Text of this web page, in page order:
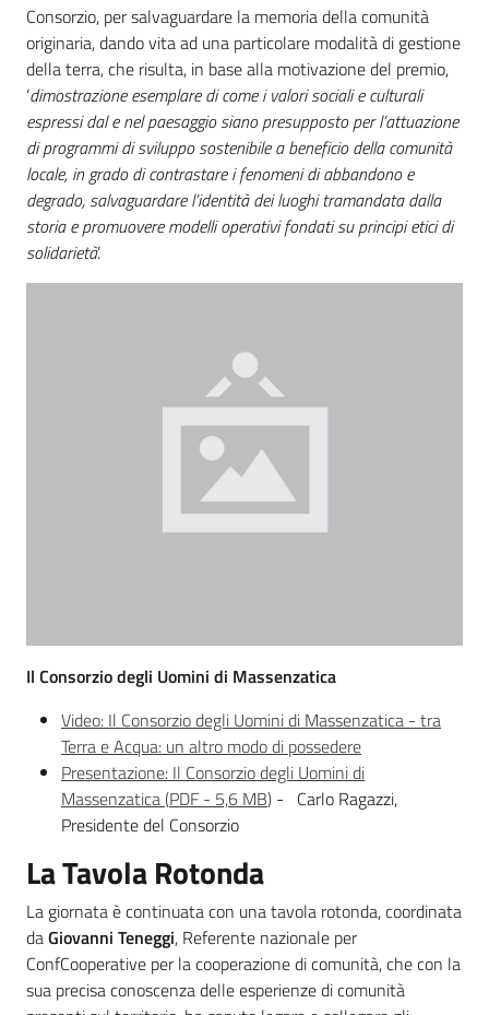
Piani Programmi
Progetti
Consorzio, per salvaguardare la memoria della comunità
originaria, dando vita ad una particolare modalità di gestione
della terra, che risulta, in base alla motivazione del premio,
‘dimostrazione esemplare di come i valori sociali e culturali
espressi dal e nel paesaggio siano presupposto per l’attuazione
di programmi di sviluppo sostenibile a beneficio della comunità
locale, in grado di contrastare i fenomeni di abbandono e
degrado, salvaguardare l’identità dei luoghi tramandata dalla
storia e promuovere modelli operativi fondati su principi etici di
solidarietà’.
Il Consorzio degli Uomini di Massenzatica
Video: Il Consorzio degli Uomini di Massenzatica - tra
Terra e Acqua: un altro modo di possedere
Presentazione: Il Consorzio degli Uomini di
Massenzatica(PDF - 5,6 MB) - Carlo Ragazzi,
Presidente del Consorzio
La Tavola Rotonda
La giornata è continuata con una tavola rotonda, coordinata
daGiovanni Teneggi, Referente nazionale per
ConfCooperative per la cooperazione di comunità, che con la
sua precisa conoscenza delle esperienze di comunità